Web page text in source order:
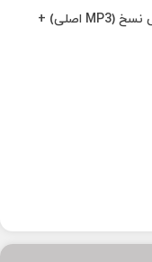
دانلود آهنگ مسعود جلیلیان و رامین تجنگی نسخ (MP3 اصلی) +